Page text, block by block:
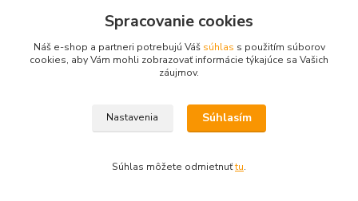
NIE SME PLATCAMI DPH !
Zákaznícka podpora
0950 20 20 23
Spracovanie cookies
Náš e-shop a partneri potrebujú Váš súhlas s použitím súborov
cookies, aby Vám mohli zobrazovať informácie týkajúce sa Vašich
záujmov.
Nastavenia Súhlasím
Súhlas môžete odmietnuťtu.